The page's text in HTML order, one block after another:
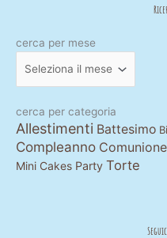
cerca per mese
cerca
mese
cerca per categoria
Allestimenti Battesimo
Compleanno Comunione
Mini Cakes Party Torte